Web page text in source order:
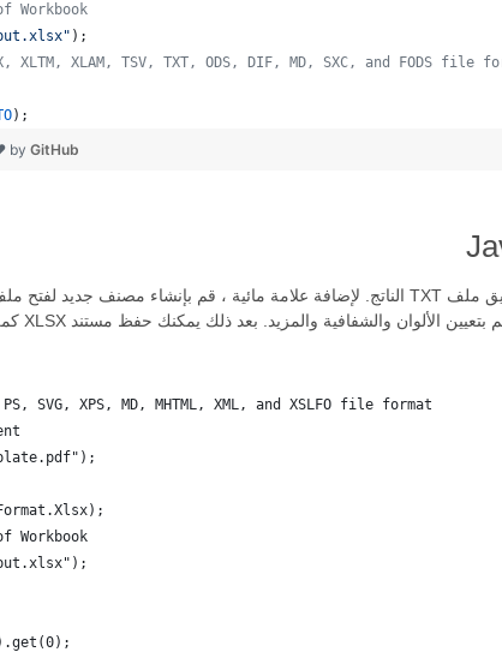
);
XLTM, XLAM, TSV, TXT, ODS, DIF, MD, SXC, and FODS file
);
by GitHub
SVG, XPS, MD, MHTML, XML, and XSLFO file format